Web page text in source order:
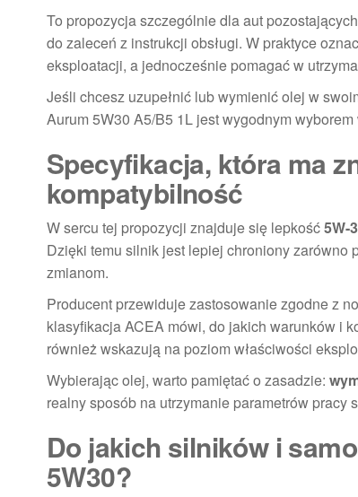
To propozycja szczególnie dla aut
do zaleceń z instrukcji obsługi. W praktyce
eksploatacji, a jednocześnie pomagać w
Jeśli chcesz uzupełnić lub wymienić olej w
Aurum 5W30 A5/B5 1L jest wygodnym
Specyfikacja, która ma
kompatybilność
W sercu tej propozycji znajduje się lepkość5W-
Dzięki temu silnik jest lepiej chroniony
zmianom.
Producent przewiduje zastosowanie zgodne z
klasyfikacja ACEA mówi, do jakich warunków i
również wskazują na poziom właściwości
Wybierając olej, warto pamiętać o zasadzie:
realny sposób na utrzymanie parametrów pracy
Do jakich silników i
5W30?